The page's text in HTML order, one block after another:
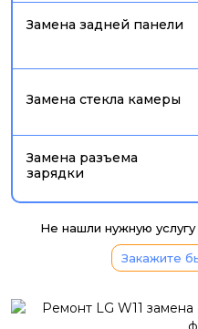
Замена задней панели
Замена стекла камеры
Замена разъема
зарядки
Не нашли нужную
Закажите